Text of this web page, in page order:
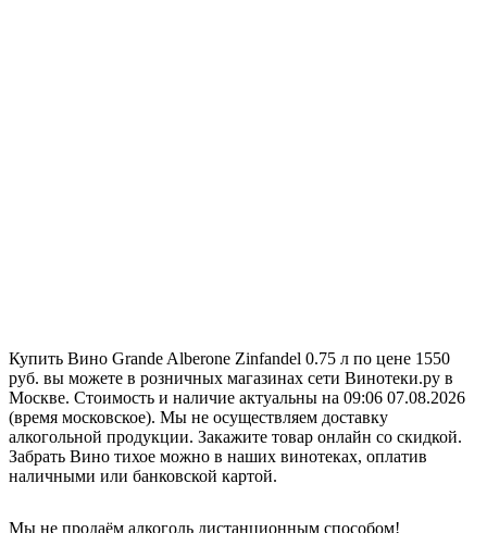
Купить Вино Grande Alberone Zinfandel 0.75 л по цене 1550
руб. вы можете в розничных магазинах сети Винотеки.ру в
Москве. Стоимость и наличие актуальны на 09:06 07.08.2026
(время московское). Мы не осуществляем доставку
алкогольной продукции. Закажите товар онлайн со скидкой.
Забрать Вино тихое можно в наших винотеках, оплатив
наличными или банковской картой.
Мы не продаём алкоголь дистанционным способом!